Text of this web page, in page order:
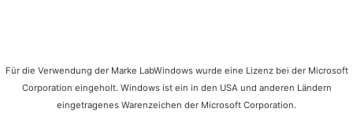
Für die Verwendung der Marke LabWindows wurde eine Lizenz bei der Microsoft
Corporation eingeholt. Windows ist ein in den USA und anderen Ländern
eingetragenes Warenzeichen der Microsoft Corporation.